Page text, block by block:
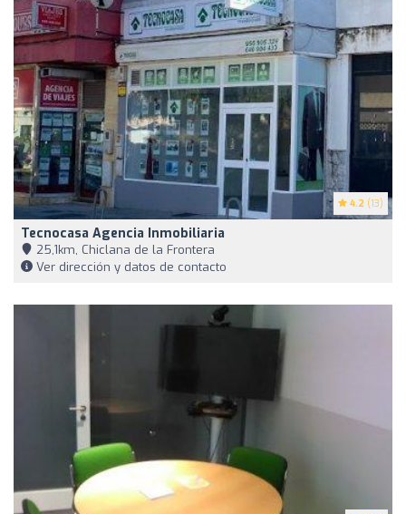
4.2 (13)
Tecnocasa Agencia Inmobiliaria
25,1km, Chiclana de la Frontera
Ver dirección y datos de contacto